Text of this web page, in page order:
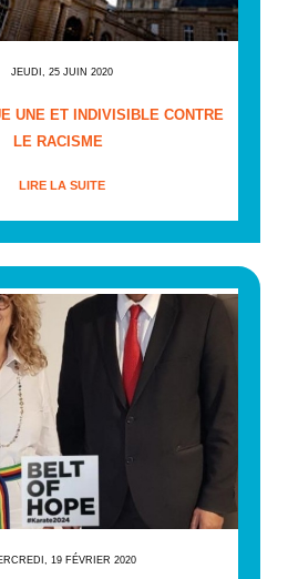
JEUDI, 25 JUIN 2020
UNE ET INDIVISIBLE CONTRE
LE RACISME
LIRE LA SUITE
19 FÉVRIER 2020